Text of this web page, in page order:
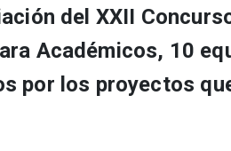
del XXII
Académicos, 10
por los proyectos